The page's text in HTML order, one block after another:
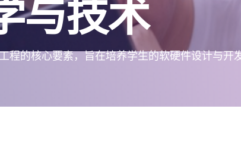
与技术
程的核心要素，旨在培养学生的软硬件设计与开